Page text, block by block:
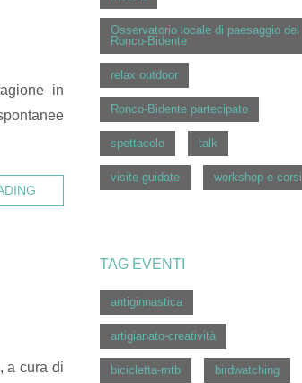
in
a cura di
Osservatorio locale di paesaggio del
Ronco-Bidente
relax outdoor
Ronco-Bidente partecipato
spettacolo talk
visite guidate workshop e corsi
TAG EVENTI
antiginnastica
artigianato-creatività
bicicletta-mtb birdwatching